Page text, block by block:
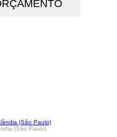
(São Paulo)
(São Paulo)